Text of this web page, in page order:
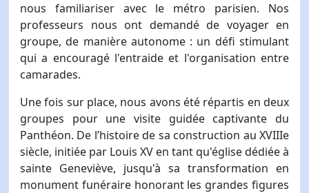
nous familiariser avec le métro parisien. Nos
professeurs nous ont demandé de voyager en
groupe, de manière autonome : un défi stimulant
qui a encouragé l'entraide et l'organisation entre
camarades.
Une fois sur place, nous avons été répartis en deux
groupes pour une visite guidée captivante du
Panthéon. De l’histoire de sa construction au XVIIIe
siècle, initiée par Louis XV en tant qu'église dédiée à
sainte Geneviève, jusqu'à sa transformation en
monument funéraire honorant les grandes figures